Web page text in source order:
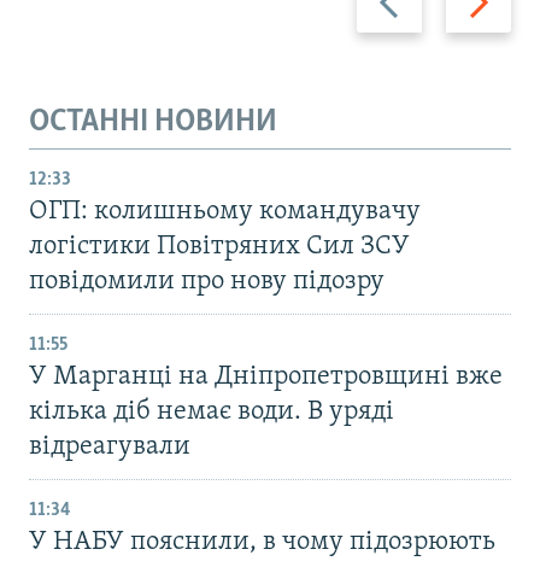
ОСТАННІ НОВИНИ
12:33
ОГП: колишньому командувачу
логістики Повітряних Сил ЗСУ
повідомили про нову підозру
11:55
У Марганці на Дніпропетровщині вже
кілька діб немає води. В уряді
відреагували
11:34
У НАБУ пояснили, в чому підозрюють